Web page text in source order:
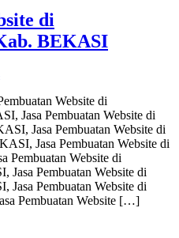
di
BEKASI
Website di
Jasa Pembuatan Website di
Jasa Pembuatan Website di
Jasa Pembuatan Website di
Website di
Pembuatan Website di
Pembuatan Website di
Pembuatan Website […]